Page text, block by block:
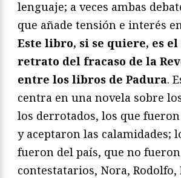
lenguaje; a veces ambas
que añade tensión e interés
Este libro, si se quiere, es
retrato del fracaso de la
entre los libros de Padura.
centra en una novela sobre
los derrotados, los que
y aceptaron las calamidades;
fueron del país, que no fueron
contestatarios, Nora, Rodolfo,